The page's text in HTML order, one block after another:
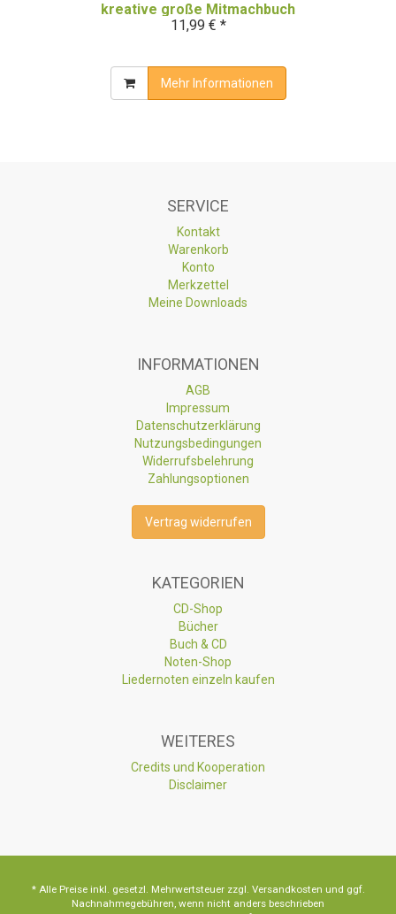
kreative große Mitmachbuch
11,99 € *
Mehr Informationen
SERVICE
Kontakt
Warenkorb
Konto
Merkzettel
Meine Downloads
INFORMATIONEN
AGB
Impressum
Datenschutzerklärung
Nutzungsbedingungen
Widerrufsbelehrung
Zahlungsoptionen
Vertrag widerrufen
KATEGORIEN
CD-Shop
Bücher
Buch & CD
Noten-Shop
Liedernoten einzeln kaufen
WEITERES
Credits und Kooperation
Disclaimer
* Alle Preise inkl. gesetzl. Mehrwertsteuer zzgl. Versandkosten und ggf.
Nachnahmegebühren, wenn nicht anders beschrieben